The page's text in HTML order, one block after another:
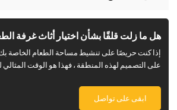
هل ما زلت قلقًا بشأن اختيار أثاث غرفة
إذا كنت حريصًا على تنشيط مساحة الطعام الخاصة
على التصميم لهذه المنطقة ، فهذا هو الوقت
ابقى على تواصل